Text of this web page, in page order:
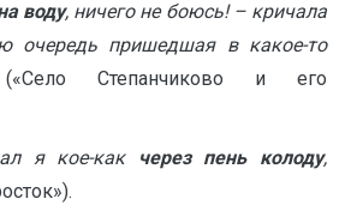
воду, ничего не боюсь! – кричала
очередь пришедшая в какое-то
Степанчиково и его
я кое-как через пень колоду,